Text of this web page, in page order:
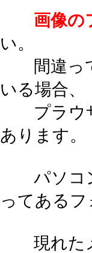
画像の
い。
間違って
いる場合、
プラウザ
あります。
パソコ
ってある
現れた